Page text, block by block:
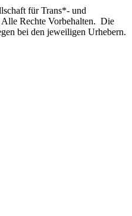
für Trans*- und
Rechte Vorbehalten. Die
bei den jeweiligen Urhebern.